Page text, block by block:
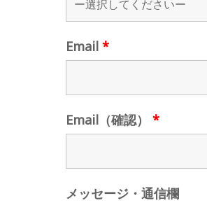
Email *
Email（確認） *
メッセージ・通信欄